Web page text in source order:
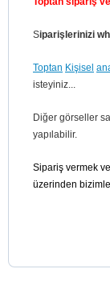
Siparişlerinizi
Toptan Kişisel
isteyiniz...
Diğer görseller
yapılabilir.
Sipariş vermek
üzerinden